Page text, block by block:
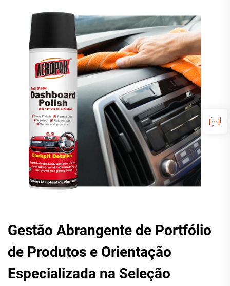
Gestão Abrangente de Portfólio
de Produtos e Orientação
Especializada na Seleção